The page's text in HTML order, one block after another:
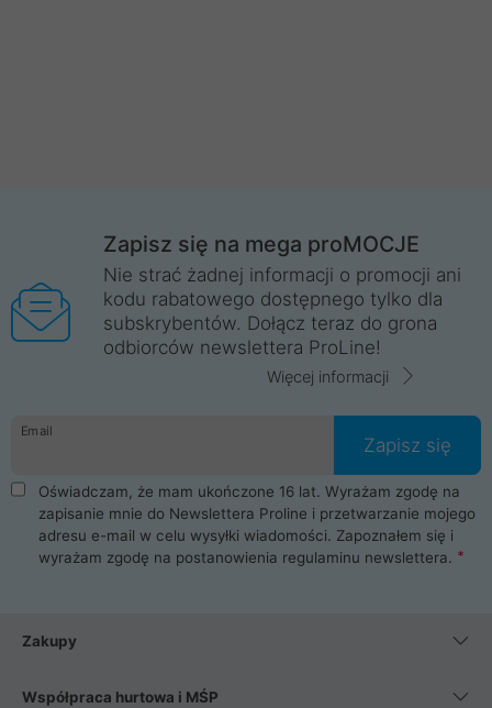
Zapisz się na mega proMOCJE
Nie strać żadnej informacji o promocji ani
kodu rabatowego dostępnego tylko dla
subskrybentów. Dołącz teraz do grona
odbiorców newslettera ProLine!
Więcej informacji
Email
Zapisz się
Oświadczam, że mam ukończone 16 lat. Wyrażam zgodę na
zapisanie mnie do Newslettera Proline i przetwarzanie mojego
adresu e-mail w celu wysyłki wiadomości. Zapoznałem się i
wyrażam zgodę na postanowienia regulaminu newslettera.
Zakupy
Współpraca hurtowa i MŚP